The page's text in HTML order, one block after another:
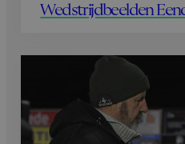
Wedstrijdbeelden